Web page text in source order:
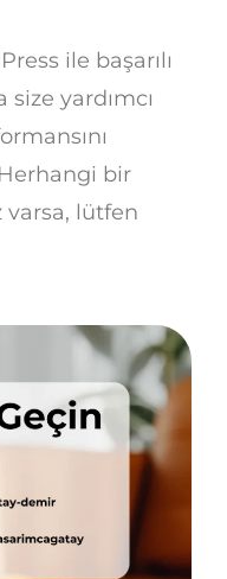
ile başarılı
yardımcı
bir
lütfen